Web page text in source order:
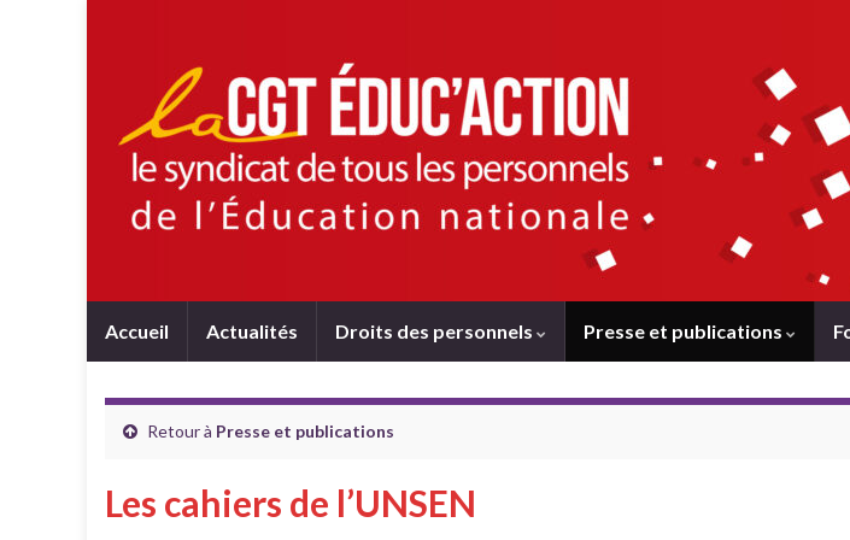
Accueil Actualités Droits des personnels Presse et publications
Retour à Presse et publications
Les cahiers de l’UNSEN